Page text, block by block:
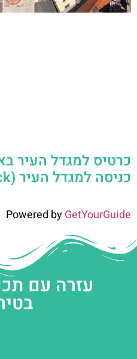
כרטיס למגדל העיר
כניסה למגדל העיר (Innsbruck) טירול
Powered byGetYourGuide
עזרה עם